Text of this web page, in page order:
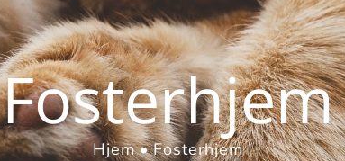
Fosterhjem
Hjem Fosterhjem